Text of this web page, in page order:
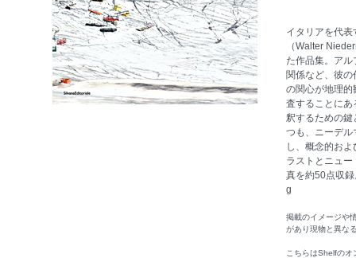
イタリアを代
（Walter
た作品集。ア
関係など、彼
の関心が地理的
査することにあ
釈するための鍵
つも、ニーデル
し、概念的お
ラストとニュ
真を約50点収
g
掲載のイメージや
があり現物と異な
こちらはShelfのオ